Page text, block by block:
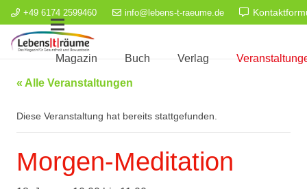
+49 6174 2599460 info@lebens-t-raeume.de
Magazin Buch Verlag
« Alle Veranstaltungen
Diese Veranstaltung hat bereits stattgefunden.
Morgen-Meditation